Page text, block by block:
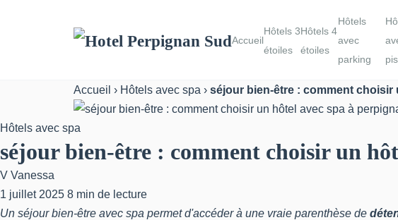
Accueil
Hôtels 3
étoiles
Hôtels 4
étoiles
Hôtels
avec
parking
Accueil › Hôtels avec spa › séjour bien-être : comment choisir
Hôtels avec spa
séjour bien-être : comment choisir un
V Vanessa
1 juillet 2025 8 min de lecture
Un séjour bien-être avec spa permet d'accéder à une vraie parenthèse de